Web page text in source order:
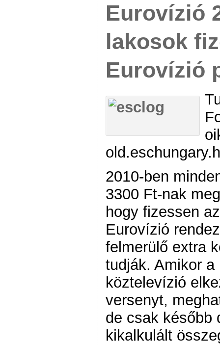
Eurovízió
lakosok
Eurovízió
2010-ben
3300 Ft-nak
hogy fizessen
Eurovízió
felmerülő extra
tudják. Amikor a
köztelevízió
versenyt,
de csak később
kikalkulált